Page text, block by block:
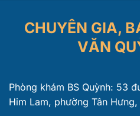
CHUYÊN GIA,
VĂN
Phòng khám BS Quỳnh: 53
Him Lam, phường Tân Hưng,